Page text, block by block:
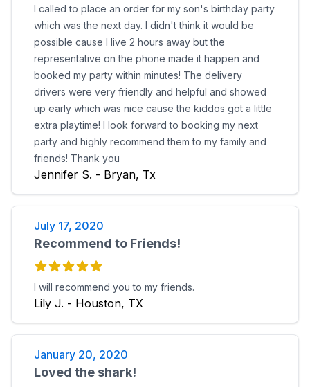
I called to place an order for my son's birthday party
which was the next day. I didn't think it would be
possible cause I live 2 hours away but the
representative on the phone made it happen and
booked my party within minutes! The delivery
drivers were very friendly and helpful and showed
up early which was nice cause the kiddos got a little
extra playtime! I look forward to booking my next
party and highly recommend them to my family and
friends! Thank you
Jennifer S. - Bryan, Tx
July 17, 2020
Recommend to Friends!
I will recommend you to my friends.
Lily J. - Houston, TX
January 20, 2020
Loved the shark!